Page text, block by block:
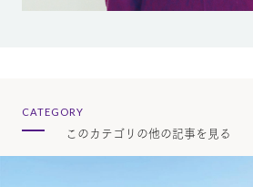
CATEGORY
このカテゴリの他の記事を見る